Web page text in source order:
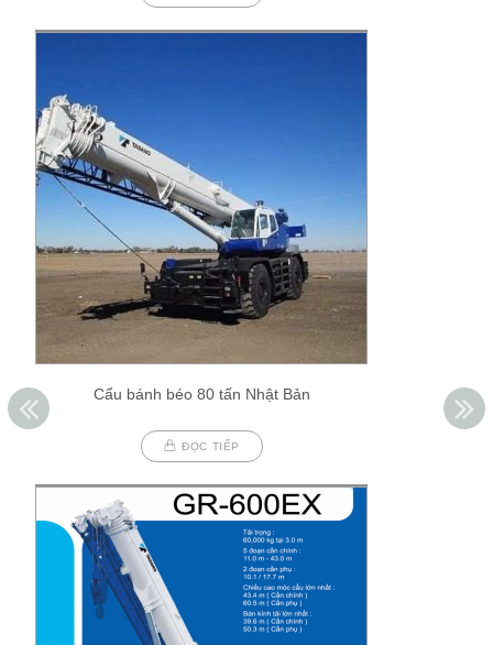
Cẩu bánh béo 80 tấn Nhật Bản
ĐỌC TIẾP